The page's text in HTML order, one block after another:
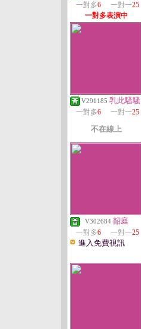
一對多6 一對一25
一對多表演中
V291185 乳此騷騷
一對多6 一對一25
不在線上
V302684 韶庭
一對多6 一對一25
進入免費視訊